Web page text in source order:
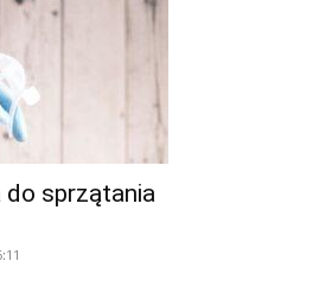
do sprzątania